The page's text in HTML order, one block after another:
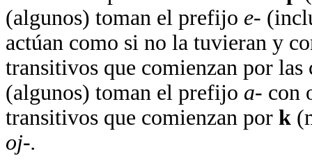
(algunos) toman el prefijo e-
actúan como si no la tuvieran y
transitivos que comienzan por las
(algunos) toman el prefijo a- con
transitivos que comienzan por k
oj-.